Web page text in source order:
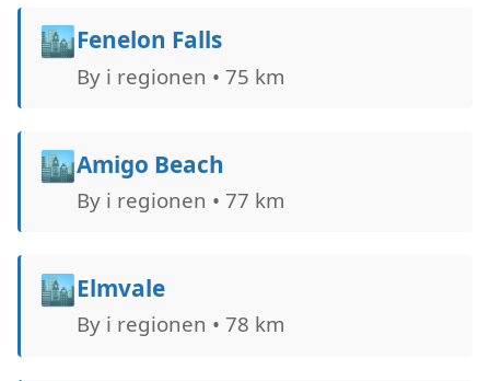
🏙️Fenelon Falls
By i regionen • 75 km
🏙️Amigo Beach
By i regionen • 77 km
🏙️Elmvale
By i regionen • 78 km